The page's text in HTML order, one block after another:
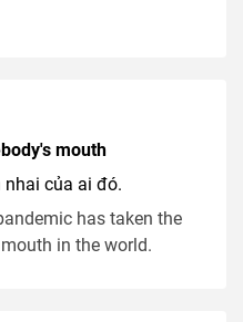
mouth
nhai của ai đó.
has taken the
in the world.